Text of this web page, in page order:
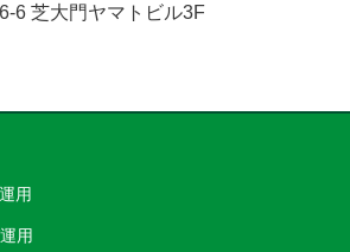
6 芝大門ヤマトビル3F
用
用